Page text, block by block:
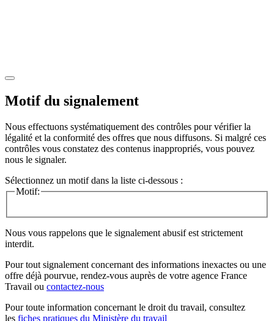
Motif du signalement
Nous effectuons systématiquement des contrôles pour vérifier la
légalité et la conformité des offres que nous diffusons. Si malgré ces
contrôles vous constatez des contenus inappropriés, vous pouvez
nous le signaler.
Sélectionnez un motif dans la liste ci-dessous :
Motif:
Nous vous rappelons que le signalement abusif est strictement
interdit.
Pour tout signalement concernant des informations inexactes ou une
offre déjà pourvue, rendez-vous auprès de votre agence France
Travail ou contactez-nous
Pour toute information concernant le droit du travail, consultez
les fiches pratiques du Ministère du travail